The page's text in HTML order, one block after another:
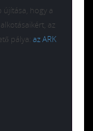
újítása, hogy a
az
pálya: az ARK